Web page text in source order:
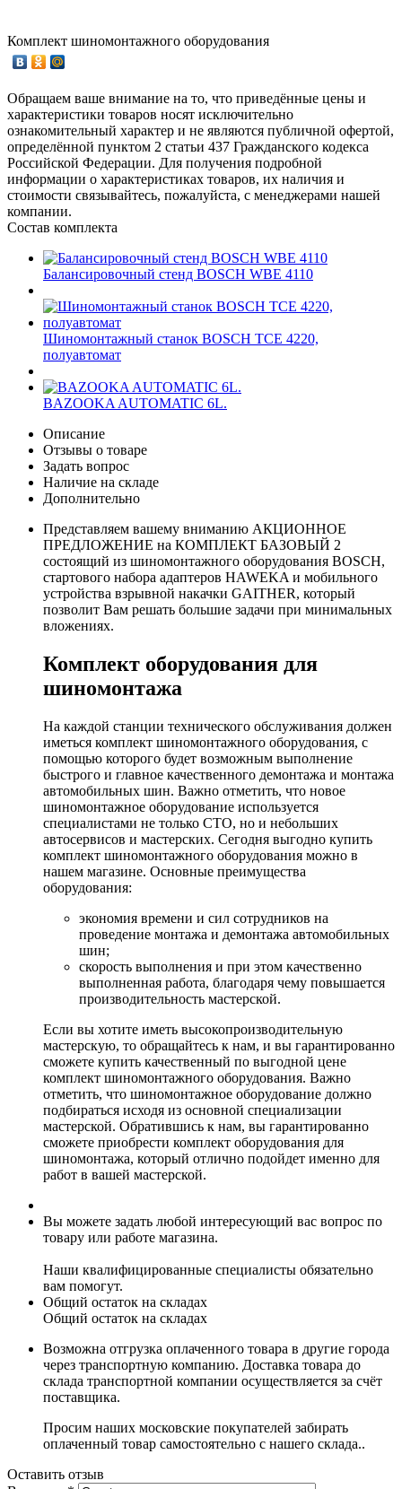
Комплект шиномонтажного оборудования
Обращаем ваше внимание на то, что приведённые цены и
характеристики товаров носят исключительно
ознакомительный характер и не являются публичной офертой,
определённой пунктом 2 статьи 437 Гражданского кодекса
Российской Федерации. Для получения подробной
информации о характеристиках товаров, их наличия и
стоимости связывайтесь, пожалуйста, с менеджерами нашей
компании.
Состав комплекта
Балансировочный стенд BOSCH WBE 4110
Шиномонтажный станок BOSCH TCE 4220,
полуавтомат
BAZOOKA AUTOMATIC 6L.
Описание
Отзывы о товаре
Задать вопрос
Наличие на складе
Дополнительно
Представляем вашему вниманию АКЦИОННОЕ
ПРЕДЛОЖЕНИЕ на КОМПЛЕКТ БАЗОВЫЙ 2
состоящий из шиномонтажного оборудования BOSCH,
стартового набора адаптеров HAWEKA и мобильного
устройства взрывной накачки GAITHER, который
позволит Вам решать большие задачи при минимальных
вложениях.
Комплект оборудования для
шиномонтажа
На каждой станции технического обслуживания должен
иметься комплект шиномонтажного оборудования, с
помощью которого будет возможным выполнение
быстрого и главное качественного демонтажа и монтажа
автомобильных шин. Важно отметить, что новое
шиномонтажное оборудование используется
специалистами не только СТО, но и небольших
автосервисов и мастерских. Сегодня выгодно купить
комплект шиномонтажного оборудования можно в
нашем магазине. Основные преимущества
оборудования:
экономия времени и сил сотрудников на
проведение монтажа и демонтажа автомобильных
шин;
скорость выполнения и при этом качественно
выполненная работа, благодаря чему повышается
производительность мастерской.
Если вы хотите иметь высокопроизводительную
мастерскую, то обращайтесь к нам, и вы гарантированно
сможете купить качественный по выгодной цене
комплект шиномонтажного оборудования. Важно
отметить, что шиномонтажное оборудование должно
подбираться исходя из основной специализации
мастерской. Обратившись к нам, вы гарантированно
сможете приобрести комплект оборудования для
шиномонтажа, который отлично подойдет именно для
работ в вашей мастерской.
Вы можете задать любой интересующий вас вопрос по
товару или работе магазина.
Наши квалифицированные специалисты обязательно
вам помогут.
Общий остаток на складах
Общий остаток на складах
Возможна отгрузка оплаченного товара в другие города
через транспортную компанию. Доставка товара до
склада транспортной компании осуществляется за счёт
поставщика.
Просим наших московские покупателей забирать
оплаченный товар самостоятельно с нашего склада..
Оставить отзыв